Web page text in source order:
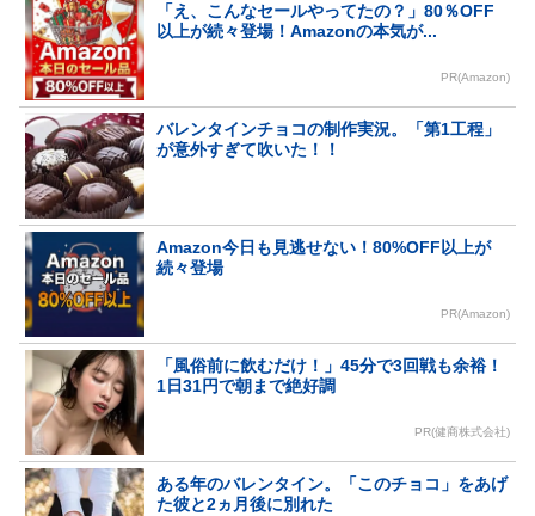
「え、こんなセールやってたの？」80％OFF
以上が続々登場！Amazonの本気が...
PR(Amazon)
バレンタインチョコの制作実況。「第1工程」
が意外すぎて吹いた！！
Amazon今日も見逃せない！80%OFF以上が
続々登場
PR(Amazon)
「風俗前に飲むだけ！」45分で3回戦も余裕！
1日31円で朝まで絶好調
PR(健商株式会社)
ある年のバレンタイン。「このチョコ」をあげ
た彼と2ヵ月後に別れた